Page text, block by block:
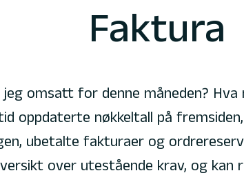
Faktura
omsatt for denne måneden? Hva
oppdaterte nøkkeltall på
ubetalte fakturaer og
over utestående krav, og kan